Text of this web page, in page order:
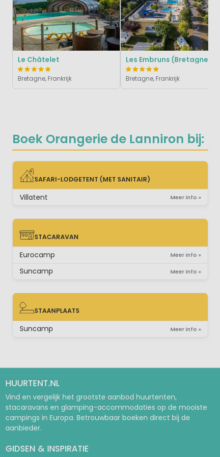
Boek Orangerie de Lanniron bij:
SAFARI-LODGETENT (MET SANITAIR)
SAFARI-LODGETENT (MET SANITAIR)
Villatent Meer info »
STACARAVAN
STACARAVAN
Eurocamp Meer info »
Suncamp Meer info »
STAANPLAATS
STAANPLAATS
Suncamp Meer info »
Le Châtelet
Bretagne, Frankrijk
Les Embruns (Bretagne)
Bretagne, Frankrijk
HUURTENT.NL
Vind en vergelijk het grootste aanbod huurtenten,
stacaravans en glamping-accommodaties op de mooiste
campings in Europa. Betrouwbaar boeken direct bij de
aanbieder.
GIDSEN & INSPIRATIE